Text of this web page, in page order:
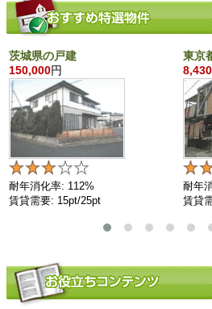
茨城県の戸建
150,000円
耐年消化率: 112%
賃貸需要: 15pt/25pt
東京
耐年
賃貸